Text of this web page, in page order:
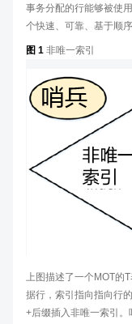
事务分配的行能够被使
个快速、可靠、基于顺序
图 1 非唯一索引
上图描述了一个MOT的
据行，索引指向指向行
+后缀插入非唯一索引